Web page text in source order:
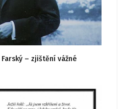
Farský – zjištění vážné